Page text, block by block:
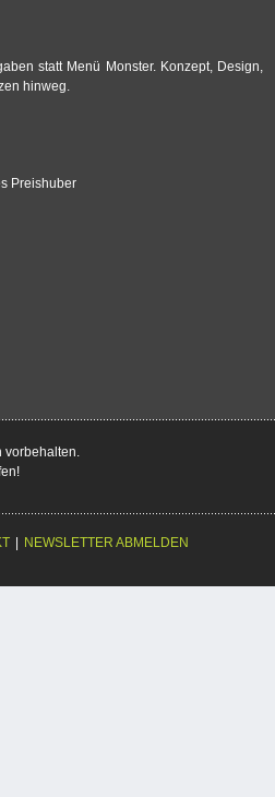
statt Menü Monster. Konzept, Design,
hinweg.
Preishuber
vorbehalten.
NEWSLETTER ABMELDEN